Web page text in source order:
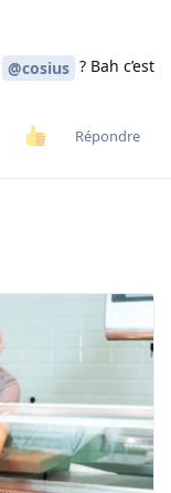
@cosius ? Bah c’est
Répondre